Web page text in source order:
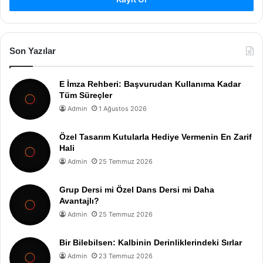
Son Yazılar
E İmza Rehberi: Başvurudan Kullanıma Kadar
Tüm Süreçler
Admin 1 Ağustos 2026
Özel Tasarım Kutularla Hediye Vermenin En Zarif
Hali
Admin 25 Temmuz 2026
Grup Dersi mi Özel Dans Dersi mi Daha
Avantajlı?
Admin 25 Temmuz 2026
Bir Bilebilsen: Kalbinin Derinliklerindeki Sırlar
Admin 23 Temmuz 2026